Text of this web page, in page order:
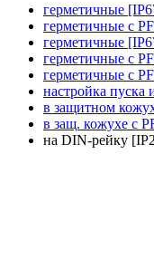
герметичные
герметичные с
герметичные
герметичные с
герметичные с
настройка пуска
в защитном
в защ. кожухе с
на DIN-рейку